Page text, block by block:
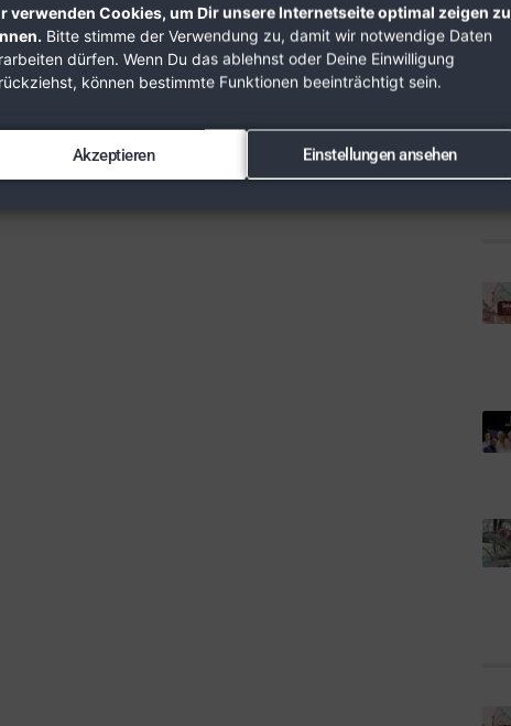
verwenden Cookies, um Dir unsere Internetseite optimal zeigen zu
Bitte stimme der Verwendung zu, damit wir notwendige Daten
dürfen. Wenn Du das ablehnst oder Deine Einwilligung
können bestimmte Funktionen beeinträchtigt sein.
Akzeptieren Einstellungen ansehen